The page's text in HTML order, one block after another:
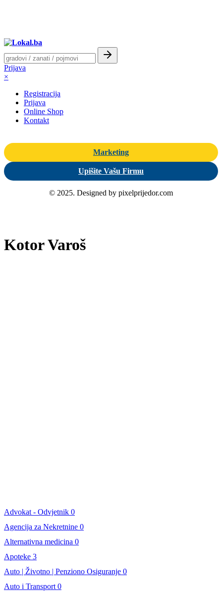
Prijava
×
Registracija
Prijava
Online Shop
Kontakt
Marketing
Upišite Vašu Firmu
© 2025. Designed by pixelprijedor.com
Kotor Varoš
Advokat - Odvjetnik 0
Agencija za Nekretnine 0
Alternativna medicina 0
Apoteke 3
Auto | Životno | Penziono Osiguranje 0
Auto i Transport 0